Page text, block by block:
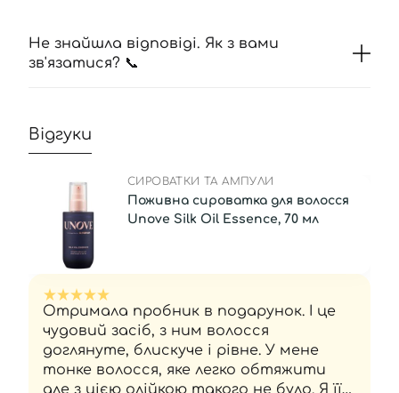
Не знайшла відповіді. Як з вами
зв'язатися? 📞
Відгуки
СИРОВАТКИ ТА АМПУЛИ
Поживна сироватка для волосся
Unove Silk Oil Essence, 70 мл
Отримала пробник в подарунок. І це
чудовий засіб, з ним волосся
доглянуте, блискуче і рівне. У мене
тонке волосся, яке легко обтяжити
але з цією олійкою такого не було. Я її